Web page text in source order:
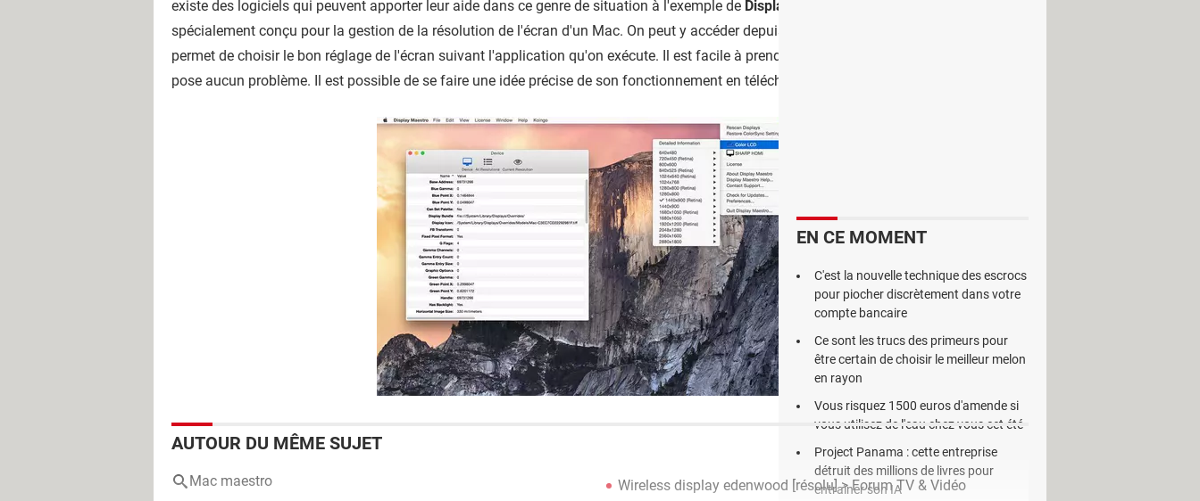
existe des logiciels qui peuvent apporter leur aide dans ce genre de situation à l'exemple de Display Maestro
spécialement conçu pour la gestion de la résolution de l'écran d'un Mac. On peut y accéder depuis la barre de notification supérieure. Il
permet de choisir le bon réglage de l'écran suivant l'application qu'on exécute. Il est facile à prendre en main et sa mise en oeuvre ne
pose aucun problème. Il est possible de se faire une idée précise de son fonctionnement en téléchargeant la version de démonstration.
AUTOUR DU MÊME SUJET
Mac maestro Wireless display edenwood [résolu] >Forum TV & Vidéo
EN CE MOMENT
C'est la nouvelle technique des escrocs
pour piocher discrètement dans votre
compte bancaire
Ce sont les trucs des primeurs pour
être certain de choisir le meilleur melon
en rayon
Vous risquez 1500 euros d'amende si
vous utilisez de l'eau chez vous cet été
Project Panama : cette entreprise
détruit des millions de livres pour
entraîner son IA